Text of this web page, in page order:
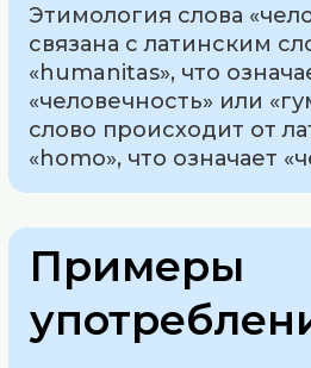
Этимология слова
связана с латинским
«humanitas», что
«человечность» или
слово происходит от
«homo», что означает
Примеры